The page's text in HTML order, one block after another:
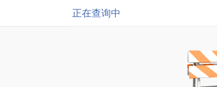
正在查询中